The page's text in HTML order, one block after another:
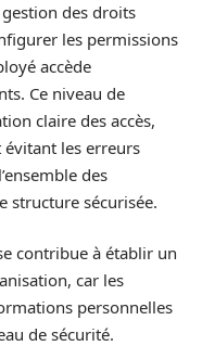
des droits
les permissions
accède
Ce niveau de
claire des accès,
les erreurs
des
structure sécurisée.
contribue à établir un
car les
personnelles
de sécurité.